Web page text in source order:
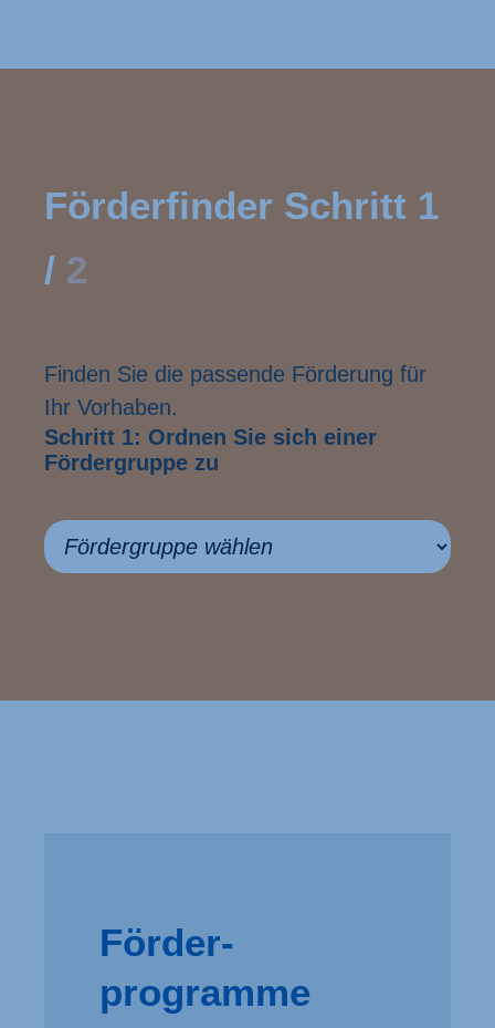
Förderfinder Schritt 1
/ 2
Finden Sie die passende Förderung für
Ihr Vorhaben.
Schritt 1: Ordnen Sie sich einer
Fördergruppe zu
Förder­
programme